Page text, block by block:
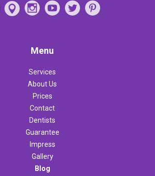
Menu
Services
About Us
Prices
Contact
Dentists
Guarantee
Impress
Gallery
Blog